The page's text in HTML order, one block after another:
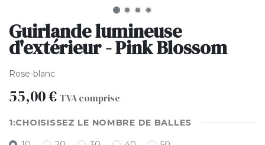
Guirlande lumineuse
d'extérieur - Pink Blossom
Rose-blanc
55,00€ TVA comprise
CHOISISSEZ LE NOMBRE DE BALLES